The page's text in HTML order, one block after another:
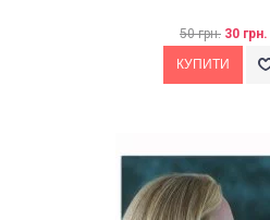
50 грн. 30 грн.